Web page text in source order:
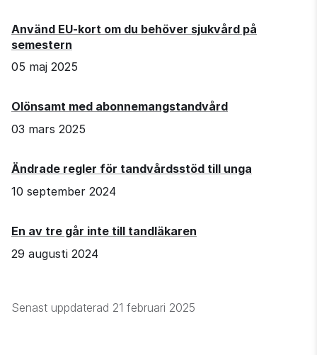
Använd EU‑kort om du behöver sjukvård på
semestern
05 maj 2025
Olönsamt med abonnemangstandvård
03 mars 2025
Ändrade regler för tandvårdsstöd till unga
10 september 2024
En av tre går inte till tandläkaren
29 augusti 2024
Senast uppdaterad 21 februari 2025